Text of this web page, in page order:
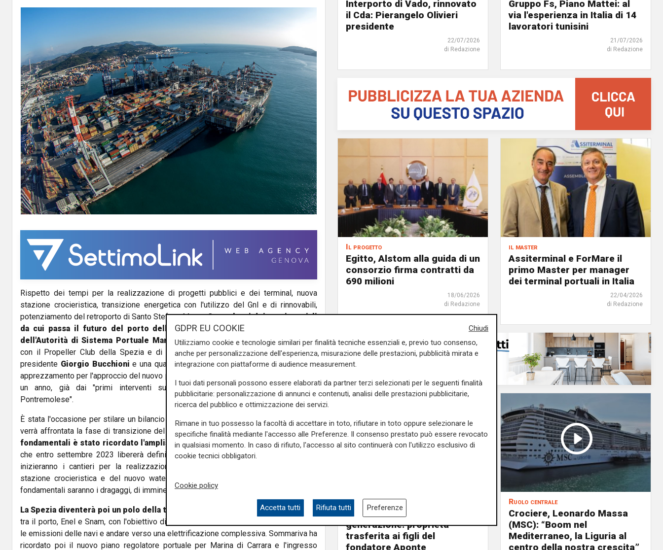
Rispetto dei tempi per la realizzazione di progetti pubblici e dei terminal, nuova
stazione crocieristica, transizione energetica con l'utilizzo del Gnl e di rinnovabili,
potenziamento del retroporto di Santo Stefano Magra.Sono alcuni dei punti cruciali
da cui passa il futuro del porto della Spezia.Lo ha spiegato il
dell'Autorità di Sistema Portuale Mario Sommarivaintervenendo a un incontro
con il Propeller Club della Spezia e di Marina di Carrara, cui hanno partecipato il
presidente Giorgio Bucchioni e una quarantina di operatori. Bucchioni ha espresso
apprezzamento per l'approccio del nuovo presidente, entrato in Authority da nemmeno
un anno, già dai "primi interventi sulla Zona logistica semplificata e sulla
Pontremolese".
È stata l'occasione per stilare un bilancio di un anno complesso e per definire come
verrà affrontata la fase di transizione del Paese che coinvolge i porti.Tra le opere
fondamentali è stato ricordato l'ampliamento del Terzo Bacino a cura di Lsct,
che entro settembre 2023 libererà definitivamente Calata Paita dove nel frattempo
inizieranno i cantieri per la realizzazione del nuovo molo crociere, della nuova
stazione crocieristica e del nuovo waterfront. In questo nuovo assetto del porto
fondamentali saranno i dragaggi, di imminente avvio.
La Spezia diventerà poi un polo della transizione energetica
, grazie agli accordi
tra il porto, Enel e Snam, con l'obiettivo di traguardare alla decarbonizzazione, ridurre
le emissioni delle navi e andare verso una elettrificazione complessiva. Sommariva ha
ricordato poi il nuovo piano regolatore portuale per Marina di Carrara e l'ingresso
Interporto di Vado, rinnovato
il Cda: Pierangelo Olivieri
presidente
22/07/2026
di Redazione
Gruppo Fs, Piano Mattei: al
via l'esperienza in Italia di 14
lavoratori tunisini
21/07/2026
di Redazione
Il progetto
Egitto, Alstom alla guida di un
consorzio firma contratti da
690 milioni
18/06/2026
di Redazione
il master
Assiterminal e ForMare il
primo Master per manager
dei terminal portuali in Italia
22/04/2026
di Redazione
il passaggio
MSC passa alla nuova
generazione: proprietà
trasferita ai figli del
fondatore Aponte
Ruolo centrale
Crociere, Leonardo Massa
(MSC): “Boom nel
Mediterraneo, la Liguria al
centro della nostra crescita”
Chiudi
GDPR EU COOKIE
Utilizziamo cookie e tecnologie similari per finalità tecniche essenziali e, previo tuo consenso,
anche per personalizzazione dell'esperienza, misurazione delle prestazioni, pubblicità mirata e
integrazione con piattaforme di audience measurement.
I tuoi dati personali possono essere elaborati da partner terzi selezionati per le seguenti finalità
pubblicitarie: personalizzazione di annunci e contenuti, analisi delle prestazioni pubblicitarie,
ricerca del pubblico e ottimizzazione dei servizi.
Rimane in tuo possesso la facoltà di accettare in toto, rifiutare in toto oppure selezionare le
specifiche finalità mediante l'accesso alle Preferenze. Il consenso prestato può essere revocato
in qualsiasi momento. In caso di rifiuto, l'accesso al sito continuerà con l'utilizzo esclusivo di
cookie tecnici obbligatori.
Cookie policy
Accetta tutti Rifiuta tutti Preferenze